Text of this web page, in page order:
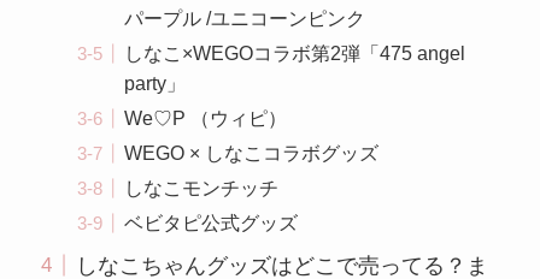
パープル /ユニコーンピンク
しなこ×WEGOコラボ第2弾「475 angel
party」
We♡P （ウィピ）
WEGO × しなこコラボグッズ
しなこモンチッチ
ベビタピ公式グッズ
しなこちゃんグッズはどこで売ってる？ま